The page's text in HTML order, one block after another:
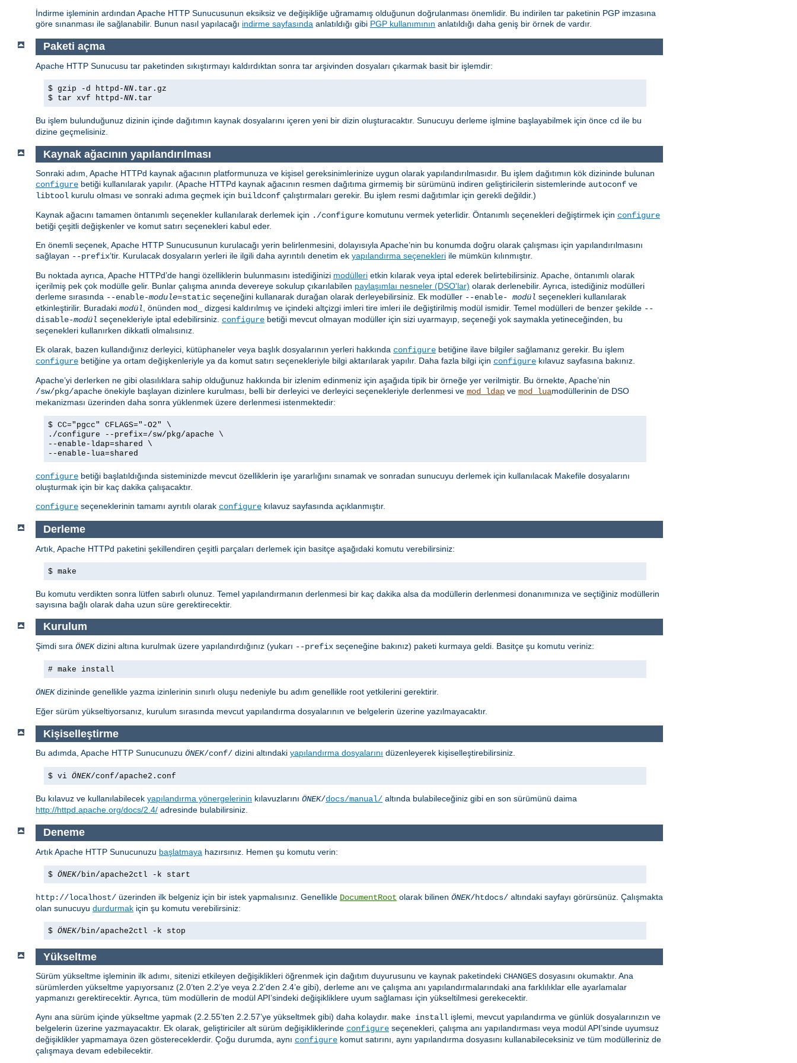
İndirme işleminin ardından Apache HTTP Sunucusunun eksiksiz ve değişikliğe uğramamış olduğunun doğrulanması önemlidir. Bu indirilen tar paketinin PGP imzasına
göre sınanması ile sağlanabilir. Bunun nasıl yapılacağı indirme sayfasında anlatıldığı gibi PGP kullanımının anlatıldığı daha geniş bir örnek de vardır.
Paketi açma
Apache HTTP Sunucusu tar paketinden sıkıştırmayı kaldırdıktan sonra tar arşivinden dosyaları çıkarmak basit bir işlemdir:
$ gzip -d httpd-NN .tar.gz
$ tar xvf httpd-NN .tar
Bu işlem bulunduğunuz dizinin içinde dağıtımın kaynak dosyalarını içeren yeni bir dizin oluşturacaktır. Sunucuyu derleme işlmine başlayabilmek için önce cd ile bu
dizine geçmelisiniz.
Kaynak ağacının yapılandırılması
Sonraki adım, Apache HTTPd kaynak ağacının platformunuza ve kişisel gereksinimlerinize uygun olarak yapılandırılmasıdır. Bu işlem dağıtımın kök dizininde bulunan
configure betiği kullanılarak yapılır. (Apache HTTPd kaynak ağacının resmen dağıtıma girmemiş bir sürümünü indiren geliştiricilerin sistemlerinde autoconf ve
libtool kurulu olması ve sonraki adıma geçmek için buildconf çalıştırmaları gerekir. Bu işlem resmi dağıtımlar için gerekli değildir.)
Kaynak ağacını tamamen öntanımlı seçenekler kullanılarak derlemek için ./configure komutunu vermek yeterlidir. Öntanımlı seçenekleri değiştirmek için configure
betiği çeşitli değişkenler ve komut satırı seçenekleri kabul eder.
En önemli seçenek, Apache HTTP Sunucusunun kurulacağı yerin belirlenmesini, dolayısıyla Apache’nin bu konumda doğru olarak çalışması için yapılandırılmasını
sağlayan --prefix’tir. Kurulacak dosyaların yerleri ile ilgili daha ayrıntılı denetim ek yapılandırma seçenekleri ile mümkün kılınmıştır.
Bu noktada ayrıca, Apache HTTPd’de hangi özelliklerin bulunmasını istediğinizi modülleri etkin kılarak veya iptal ederek belirtebilirsiniz. Apache, öntanımlı olarak
içerilmiş pek çok modülle gelir. Bunlar çalışma anında devereye sokulup çıkarılabilen paylaşımlaı nesneler (DSO'lar) olarak derlenebilir. Ayrıca, istediğiniz modülleri
derleme sırasında --enable-module=static seçeneğini kullanarak durağan olarak derleyebilirsiniz. Ek modüller --enable- modül seçenekleri kullanılarak
etkinleştirilir. Buradaki modül, önünden mod_ dizgesi kaldırılmış ve içindeki altçizgi imleri tire imleri ile değiştirilmiş modül ismidir. Temel modülleri de benzer şekilde --
disable-modül seçenekleriyle iptal edebilirsiniz. configure betiği mevcut olmayan modüller için sizi uyarmayıp, seçeneği yok saymakla yetineceğinden, bu
seçenekleri kullanırken dikkatli olmalısınız.
Ek olarak, bazen kullandığınız derleyici, kütüphaneler veya başlık dosyalarının yerleri hakkında configure betiğine ilave bilgiler sağlamanız gerekir. Bu işlem
configure betiğine ya ortam değişkenleriyle ya da komut satırı seçenekleriyle bilgi aktarılarak yapılır. Daha fazla bilgi için configure kılavuz sayfasına bakınız.
Apache’yi derlerken ne gibi olasılıklara sahip olduğunuz hakkında bir izlenim edinmeniz için aşağıda tipik bir örneğe yer verilmiştir. Bu örnekte, Apache’nin
/sw/pkg/apache önekiyle başlayan dizinlere kurulması, belli bir derleyici ve derleyici seçenekleriyle derlenmesi ve mod_ldap ve mod_luamodüllerinin de DSO
mekanizması üzerinden daha sonra yüklenmek üzere derlenmesi istenmektedir:
$ CC="pgcc" CFLAGS="-O2" \
./configure --prefix=/sw/pkg/apache \
--enable-ldap=shared \
--enable-lua=shared
configure betiği başlatıldığında sisteminizde mevcut özelliklerin işe yararlığını sınamak ve sonradan sunucuyu derlemek için kullanılacak Makefile dosyalarını
oluşturmak için bir kaç dakika çalışacaktır.
configure seçeneklerinin tamamı ayrıtılı olarak configure kılavuz sayfasında açıklanmıştır.
Derleme
Artık, Apache HTTPd paketini şekillendiren çeşitli parçaları derlemek için basitçe aşağıdaki komutu verebilirsiniz:
$ make
Bu komutu verdikten sonra lütfen sabırlı olunuz. Temel yapılandırmanın derlenmesi bir kaç dakika alsa da modüllerin derlenmesi donanımınıza ve seçtiğiniz modüllerin
sayısına bağlı olarak daha uzun süre gerektirecektir.
Kurulum
Şimdi sıra ÖNEKdizini altına kurulmak üzere yapılandırdığınız (yukarı --prefix seçeneğine bakınız) paketi kurmaya geldi. Basitçe şu komutu veriniz:
# make install
ÖNEKdizininde genellikle yazma izinlerinin sınırlı oluşu nedeniyle bu adım genellikle root yetkilerini gerektirir.
Eğer sürüm yükseltiyorsanız, kurulum sırasında mevcut yapılandırma dosyalarının ve belgelerin üzerine yazılmayacaktır.
Kişiselleştirme
Bu adımda, Apache HTTP Sunucunuzu ÖNEK/conf/ dizini altındaki yapılandırma dosyalarını düzenleyerek kişiselleştirebilirsiniz.
$ vi ÖNEK/conf/apache2.conf
Bu kılavuz ve kullanılabilecek yapılandırma yönergelerinin kılavuzlarını ÖNEK/docs/manual/ altında bulabileceğiniz gibi en son sürümünü daima
http://httpd.apache.org/docs/2.4/ adresinde bulabilirsiniz.
Deneme
Artık Apache HTTP Sunucunuzu başlatmaya hazırsınız. Hemen şu komutu verin:
$ ÖNEK/bin/apache2ctl -k start
http://localhost/ üzerinden ilk belgeniz için bir istek yapmalısınız. Genellikle DocumentRoot olarak bilinen ÖNEK/htdocs/ altındaki sayfayı görürsünüz. Çalışmakta
olan sunucuyu durdurmak için şu komutu verebilirsiniz:
$ ÖNEK/bin/apache2ctl -k stop
Yükseltme
Sürüm yükseltme işleminin ilk adımı, sitenizi etkileyen değişiklikleri öğrenmek için dağıtım duyurusunu ve kaynak paketindeki CHANGES dosyasını okumaktır. Ana
sürümlerden yükseltme yapıyorsanız (2.0’ten 2.2’ye veya 2.2’den 2.4’e gibi), derleme anı ve çalışma anı yapılandırmalarındaki ana farklılıklar elle ayarlamalar
yapmanızı gerektirecektir. Ayrıca, tüm modüllerin de modül API’sindeki değişikliklere uyum sağlaması için yükseltilmesi gerekecektir.
Aynı ana sürüm içinde yükseltme yapmak (2.2.55’ten 2.2.57’ye yükseltmek gibi) daha kolaydır. make install işlemi, mevcut yapılandırma ve günlük dosyalarınızın ve
belgelerin üzerine yazmayacaktır. Ek olarak, geliştiriciler alt sürüm değişikliklerinde configure seçenekleri, çalışma anı yapılandırması veya modül API’sinde uyumsuz
değişiklikler yapmamaya özen göstereceklerdir. Çoğu durumda, aynı configure komut satırını, aynı yapılandırma dosyasını kullanabileceksiniz ve tüm modülleriniz de
çalışmaya devam edebilecektir.